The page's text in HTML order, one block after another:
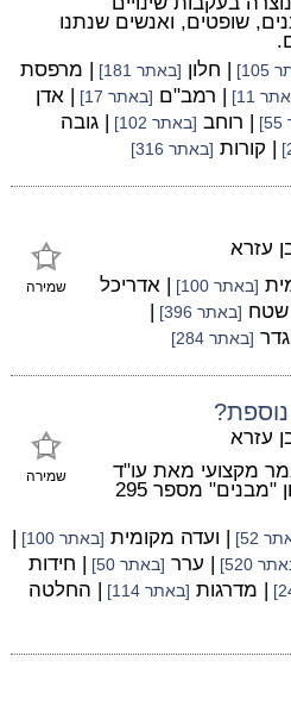
שופטים, ואנשים שנתנו
| חלון [באתר 181] | מרפסת
11] | רמב"ם [באתר 17]
| אדן
| רוחב [באתר 102] | גובה
| קורות [באתר 316]
שמירה
עזרא
[באתר 100] | אדריכל
שטח [באתר 396]
|
[באתר 284]
שמירה
עזרא
מקצועי מאת עו"ד
סמדר בן-דוד, שפורסם בירחון "מבנים" מספר 295
52] | ועדה מקומית [באתר 100]
|
520] | ערר [באתר 50] | חידות
| מדרגות [באתר 114] | החלטה